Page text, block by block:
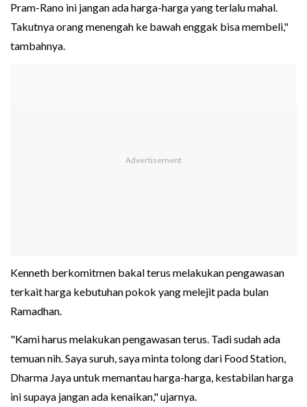
Pram-Rano ini jangan ada harga-harga yang terlalu mahal.
Takutnya orang menengah ke bawah enggak bisa membeli,"
tambahnya.
Kenneth berkomitmen bakal terus melakukan pengawasan
terkait harga kebutuhan pokok yang melejit pada bulan
Ramadhan.
"Kami harus melakukan pengawasan terus. Tadi sudah ada
temuan nih. Saya suruh, saya minta tolong dari Food Station,
Dharma Jaya untuk memantau harga-harga, kestabilan harga
ini supaya jangan ada kenaikan," ujarnya.